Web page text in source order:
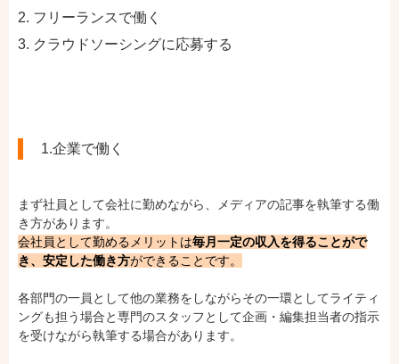
フリーランスで働く
クラウドソーシングに応募する
1.企業で働く
まず社員として会社に勤めながら、メディアの記事を執筆する働
き方があります。
会社員として勤めるメリットは毎月一定の収入を得ることがで
き、安定した働き方ができることです。
各部門の一員として他の業務をしながらその一環としてライティ
ングも担う場合と専門のスタッフとして企画・編集担当者の指示
を受けながら執筆する場合があります。